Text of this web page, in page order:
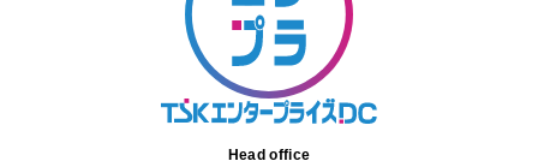
Head office